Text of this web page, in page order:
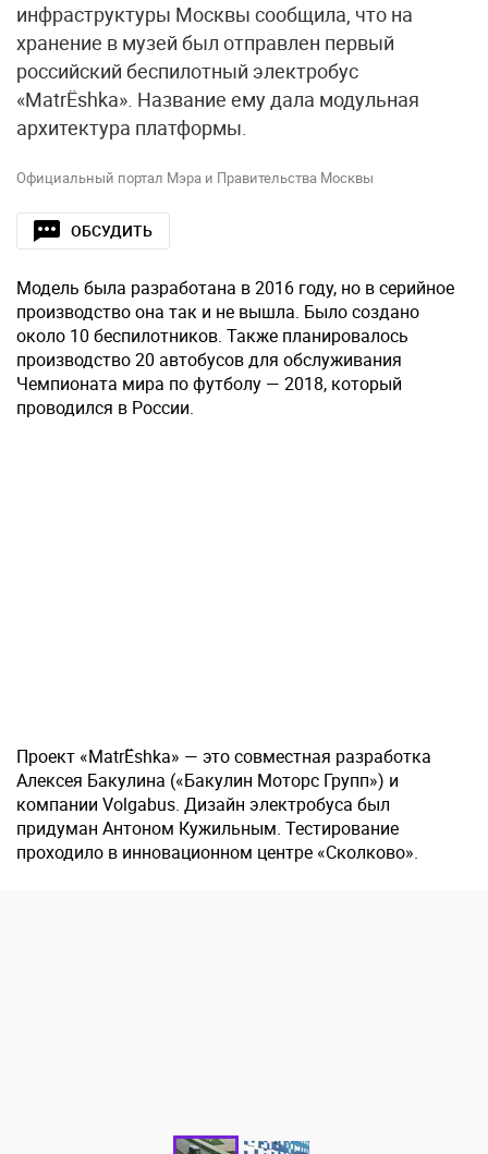
инфраструктуры Москвы сообщила, что на
хранение в музей был отправлен первый
российский беспилотный электробус
«MatrЁshka». Название ему дала модульная
архитектура платформы.
Официальный портал Мэра и Правительства Москвы
ОБСУДИТЬ
Модель была разработана в 2016 году, но в серийное
производство она так и не вышла. Было создано
около 10 беспилотников. Также планировалось
производство 20 автобусов для обслуживания
Чемпионата мира по футболу — 2018, который
проводился в России.
Проект «MatrЁshka» — это совместная разработка
Алексея Бакулина («Бакулин Моторс Групп») и
компании Volgabus. Дизайн электробуса был
придуман Антоном Кужильным. Тестирование
проходило в инновационном центре «Сколково».